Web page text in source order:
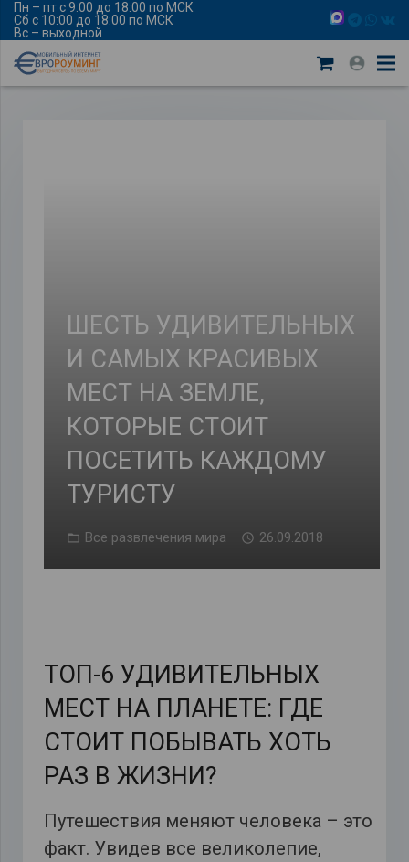
Пн – пт с 9:00 до 18:00 по МСК
Сб с 10:00 до 18:00 по МСК
Вс – выходной
ШЕСТЬ УДИВИТЕЛЬНЫХ
И САМЫХ КРАСИВЫХ
МЕСТ НА ЗЕМЛЕ,
КОТОРЫЕ СТОИТ
ПОСЕТИТЬ КАЖДОМУ
ТУРИСТУ
Все развлечения мира 26.09.2018
ТОП-6 УДИВИТЕЛЬНЫХ
МЕСТ НА ПЛАНЕТЕ: ГДЕ
СТОИТ ПОБЫВАТЬ ХОТЬ
РАЗ В ЖИЗНИ?
Путешествия меняют человека – это
факт. Увидев все великолепие,